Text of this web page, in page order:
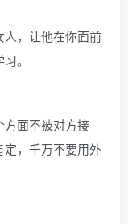
人，让他在你面前
。
方面不被对方接
定，千万不要用外